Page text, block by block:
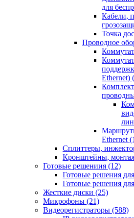
для
Кабели,
Точка
Проводное
Ethernet)
Ethernet
Сплиттеры,
Кронштейны,
Готовые решениия (12)
Готовые решения
Готовые решения
Жесткие диски (25)
Микрофоны (21)
Видеорегистраторы (588)